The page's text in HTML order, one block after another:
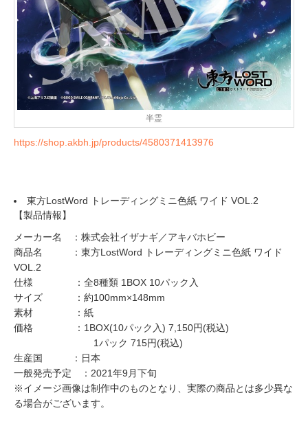
半霊
https://shop.akbh.jp/products/4580371413976
東方LostWord トレーディングミニ色紙 ワイド VOL.2
【製品情報】
メーカー名 ：株式会社イザナギ／アキバホビー
商品名 ：東方LostWord トレーディングミニ色紙 ワイド
VOL.2
仕様 ：全8種類 1BOX 10パック入
サイズ ：約100mm×148mm
素材 ：紙
価格 ：1BOX(10パック入) 7,150円(税込)
1パック 715円(税込)
生産国 ：日本
一般発売予定 ：2021年9月下旬
※イメージ画像は制作中のものとなり、実際の商品とは多少異な
る場合がございます。